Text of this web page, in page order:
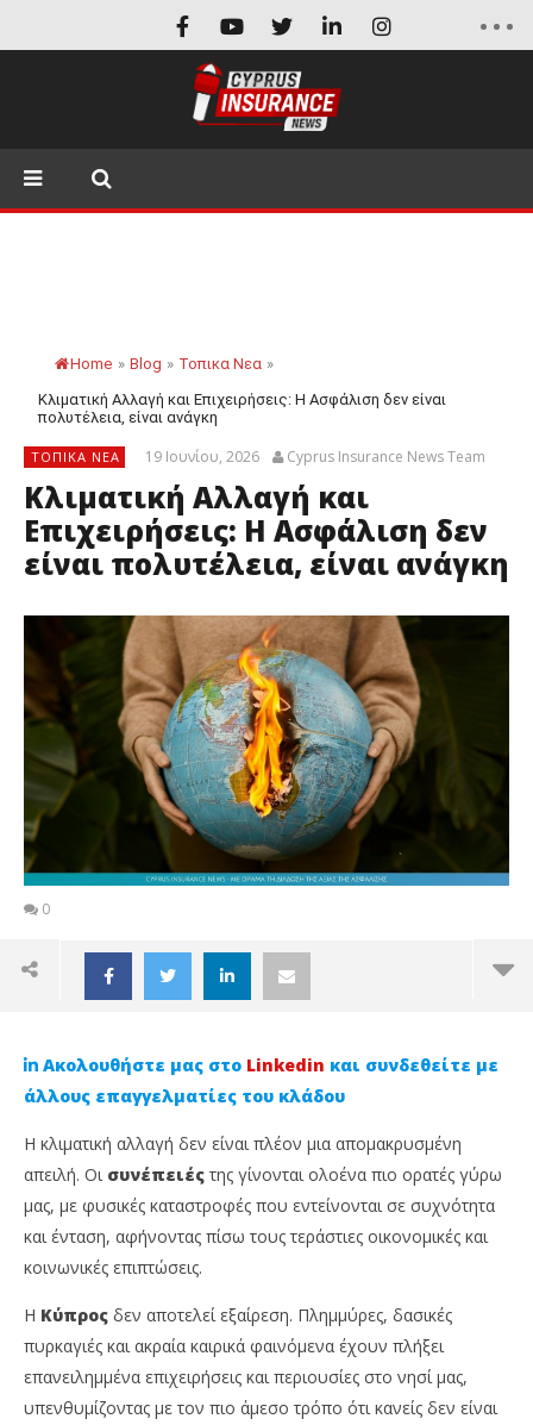
Home » Blog » Τοπικα Νεα »
Κλιματική Αλλαγή και Επιχειρήσεις: Η Ασφάλιση δεν είναι
πολυτέλεια, είναι ανάγκη
ΤΟΠΙΚΑ ΝΕΑ 19 Ιουνίου, 2026 Cyprus Insurance News Team
Κλιματική Αλλαγή και
Επιχειρήσεις: Η Ασφάλιση δεν
είναι πολυτέλεια, είναι ανάγκη
0
NOW VIEWING
Κλιματική Αλλαγή και Επιχειρήσεις: Η Ασφάλιση
δεν είναι πολυτέλεια, είναι ανάγκη
Ακολουθήστε μας στο Linkedin και συνδεθείτε με
άλλους επαγγελματίες του κλάδου
Η κλιματική αλλαγή δεν είναι πλέον μια απομακρυσμένη
απειλή. Οι συνέπειές της γίνονται ολοένα πιο ορατές γύρω
μας, με φυσικές καταστροφές που εντείνονται σε συχνότητα
και ένταση, αφήνοντας πίσω τους τεράστιες οικονομικές και
κοινωνικές επιπτώσεις.
Η Κύπρος δεν αποτελεί εξαίρεση. Πλημμύρες, δασικές
πυρκαγιές και ακραία καιρικά φαινόμενα έχουν πλήξει
επανειλημμένα επιχειρήσεις και περιουσίες στο νησί μας,
υπενθυμίζοντας με τον πιο άμεσο τρόπο ότι κανείς δεν είναι